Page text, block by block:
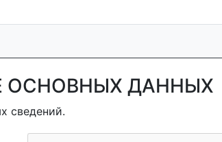
ОСНОВНЫХ ДАННЫХ
сведений.